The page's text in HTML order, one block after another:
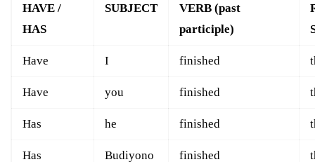
HAVE /
HAS
SUBJECT
VERB (past
participle)
Have I finished
Have you finished
Has he finished
Has Budiyono finished